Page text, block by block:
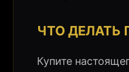
ЧТО ДЕЛАТЬ
Купите